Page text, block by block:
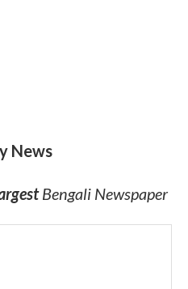
News
Bengali Newspaper